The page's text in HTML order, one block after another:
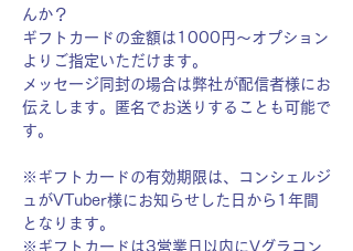
んか？
ギフトカードの金額は1000円〜オプション
よりご指定いただけます。
メッセージ同封の場合は弊社が配信者様にお
伝えします。匿名でお送りすることも可能で
す。
※ギフトカードの有効期限は、コンシェルジ
ュがVTuber様にお知らせした日から1年間
となります。
※ギフトカードは3営業日以内にVグラコン